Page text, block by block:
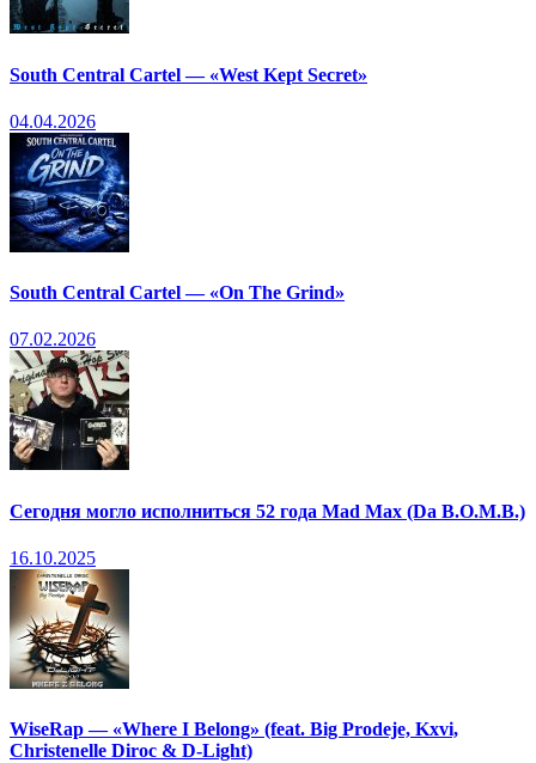
South Central Cartel — «West Kept Secret»
04.04.2026
South Central Cartel — «On The Grind»
07.02.2026
Сегодня могло исполниться 52 года Mad Max (Da B.O.M.B.)
16.10.2025
WiseRap — «Where I Belong» (feat. Big Prodeje, Kxvi,
Christenelle Diroc & D-Light)